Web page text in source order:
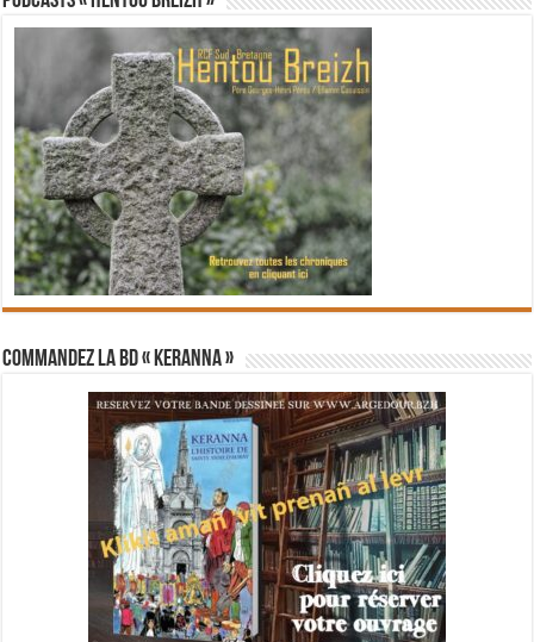
Commandez la BD « Keranna »